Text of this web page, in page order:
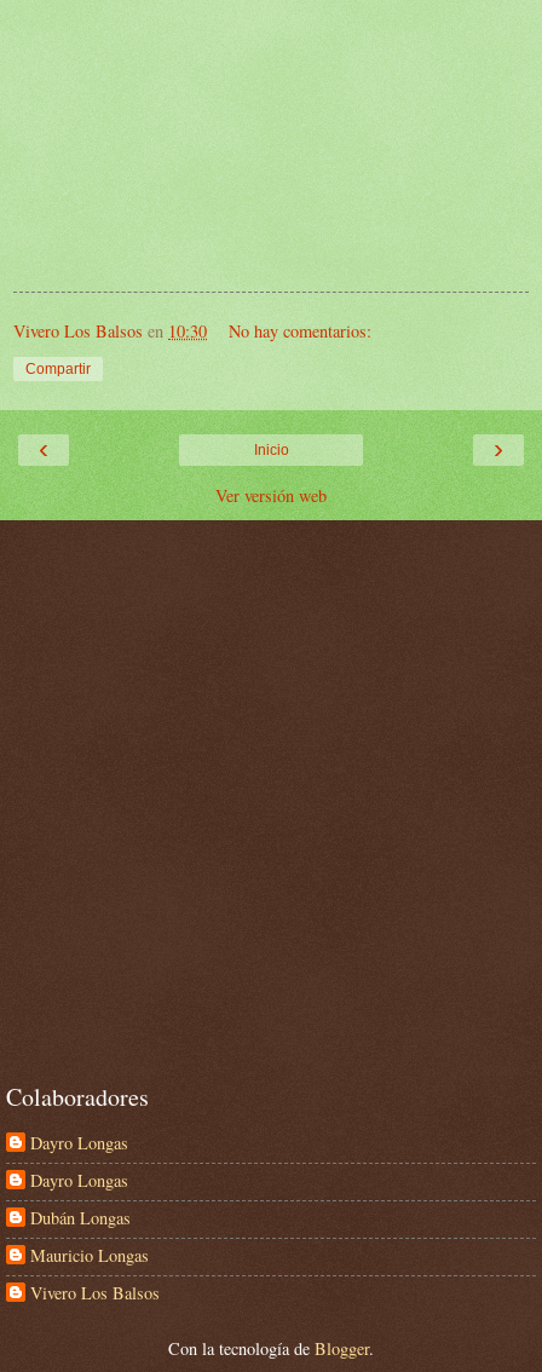
Vivero Los Balsos en 10:30 No hay comentarios:
Compartir
‹ ›
Inicio
Ver versión web
Colaboradores
Dayro Longas
Dayro Longas
Dubán Longas
Mauricio Longas
Vivero Los Balsos
Con la tecnología de Blogger.